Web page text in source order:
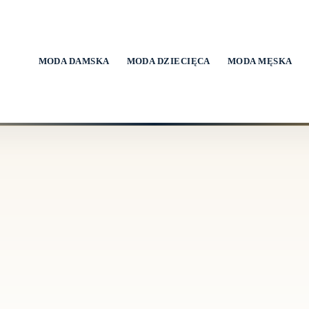
MODA DAMSKA MODA DZIECIĘCA MODA MĘSKA